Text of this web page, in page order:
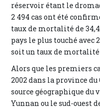
réservoir étant le
2 494 cas ont été
taux de mortalité de 34,4
pays le plus touché avec
soit un taux de mortalité
Alors que les premiers
2002 dans la province du
source géographique du
Yunnan ou le sud-ouest